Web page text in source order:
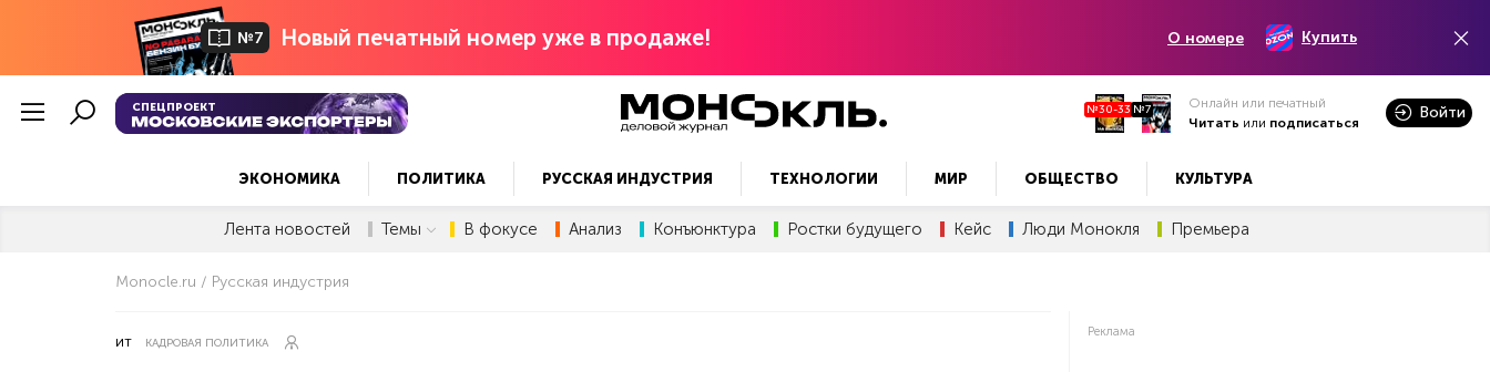
№7 Новый печатный номер уже в продаже! О номере Купить
СПЕЦПРОЕКТ №30-33 №7
Онлайн или печатный
Читать или подписаться
Войти
ЭКОНОМИКА ПОЛИТИКА РУССКАЯ ИНДУСТРИЯ ТЕХНОЛОГИИ МИР ОБЩЕСТВО КУЛЬТУРА
Лента новостей Темы В фокусе Анализ Конъюнктура Ростки будущего Кейс Люди Монокля Премьера
Monocle.ru Русская индустрия
ИТ КАДРОВАЯ ПОЛИТИКА
Реклама